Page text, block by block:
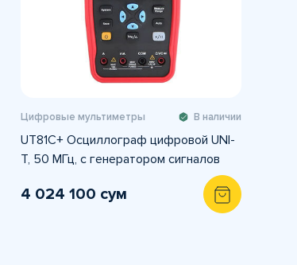
Цифровые мультиметры В наличии
UT81C+ Осциллограф цифровой UNI-
T, 50 МГц, с генератором сигналов
4 024 100 сум